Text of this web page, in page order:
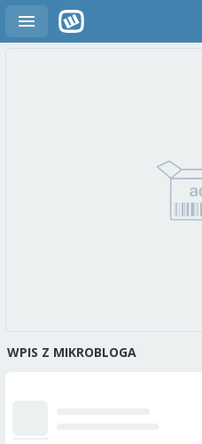
WPIS Z MIKROBLOGA